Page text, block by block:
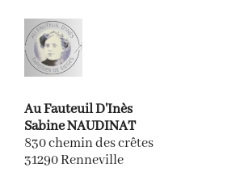
Au Fauteuil D'Inès
Sabine NAUDINAT
830 chemin des crêtes
31290 Renneville